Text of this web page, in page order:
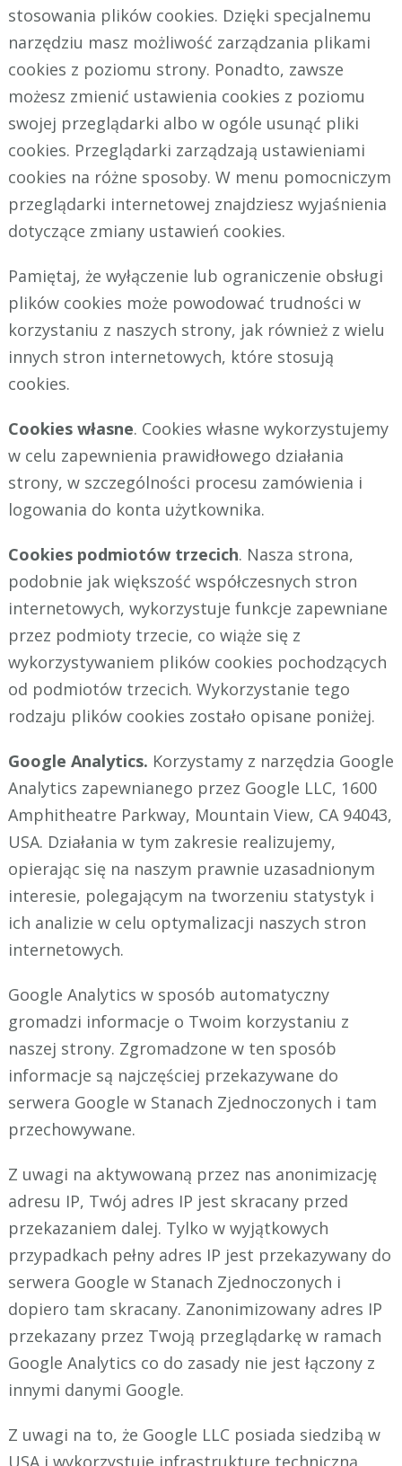
stosowania plików cookies. Dzięki specjalnemu
narzędziu masz możliwość zarządzania plikami
cookies z poziomu strony. Ponadto, zawsze
możesz zmienić ustawienia cookies z poziomu
swojej przeglądarki albo w ogóle usunąć pliki
cookies. Przeglądarki zarządzają ustawieniami
cookies na różne sposoby. W menu pomocniczym
przeglądarki internetowej znajdziesz wyjaśnienia
dotyczące zmiany ustawień cookies.
Pamiętaj, że wyłączenie lub ograniczenie obsługi
plików cookies może powodować trudności w
korzystaniu z naszych strony, jak również z wielu
innych stron internetowych, które stosują
cookies.
Cookies własne. Cookies własne wykorzystujemy
w celu zapewnienia prawidłowego działania
strony, w szczególności procesu zamówienia i
logowania do konta użytkownika.
Cookies podmiotów trzecich. Nasza strona,
podobnie jak większość współczesnych stron
internetowych, wykorzystuje funkcje zapewniane
przez podmioty trzecie, co wiąże się z
wykorzystywaniem plików cookies pochodzących
od podmiotów trzecich. Wykorzystanie tego
rodzaju plików cookies zostało opisane poniżej.
Google Analytics. Korzystamy z narzędzia Google
Analytics zapewnianego przez Google LLC, 1600
Amphitheatre Parkway, Mountain View, CA 94043,
USA. Działania w tym zakresie realizujemy,
opierając się na naszym prawnie uzasadnionym
interesie, polegającym na tworzeniu statystyk i
ich analizie w celu optymalizacji naszych stron
internetowych.
Google Analytics w sposób automatyczny
gromadzi informacje o Twoim korzystaniu z
naszej strony. Zgromadzone w ten sposób
informacje są najczęściej przekazywane do
serwera Google w Stanach Zjednoczonych i tam
przechowywane.
Z uwagi na aktywowaną przez nas anonimizację
adresu IP, Twój adres IP jest skracany przed
przekazaniem dalej. Tylko w wyjątkowych
przypadkach pełny adres IP jest przekazywany do
serwera Google w Stanach Zjednoczonych i
dopiero tam skracany. Zanonimizowany adres IP
przekazany przez Twoją przeglądarkę w ramach
Google Analytics co do zasady nie jest łączony z
innymi danymi Google.
Z uwagi na to, że Google LLC posiada siedzibą w
USA i wykorzystuje infrastrukturę techniczną